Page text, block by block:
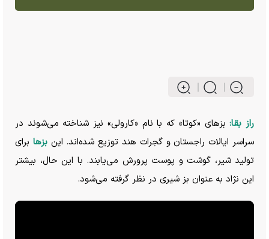
راز بقا:بز‌های «کوتا» که با نام «کارولی» نیز شناخته می‌شوند در
سراسر ایالات راجستان و گجرات هند توزیع شده‌اند. اینبز‌ها برای
تولید شیر، گوشت و پوست پرورش می‌یابند. با این حال، بیشتر
این نژاد به عنوان بز شیری در نظر گرفته می‌شود.